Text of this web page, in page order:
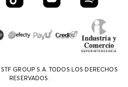
GROUP S.A. TODOS LOS DERECHOS
RESERVADOS.